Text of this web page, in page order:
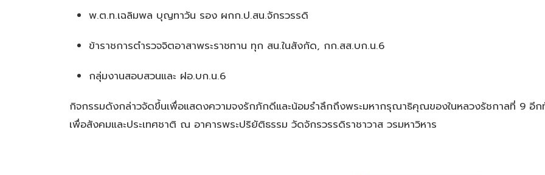
พ.ต.ท.เฉลิมพล บุญทาวัน รอง ผกก.ป.สน.จักรวรรดิ
ข้าราชการตำรวจจิตอาสาพระราชทาน ทุก สน.ในสังกัด, กก.สส.บก.น.6
กลุ่มงานสอบสวนและ ฝอ.บก.น.6
กิจกรรมดังกล่าวจัดขึ้นเพื่อแสดงความจงรักภักดีและน้อมรำลึกถึงพระมหากรุณาธิคุณของในหลวงรัชกาลที่ 9 อีก
เพื่อสังคมและประเทศชาติ ณ อาคารพระปริยัติธรรม วัดจักรวรรดิราชาวาส วรมหาวิหาร